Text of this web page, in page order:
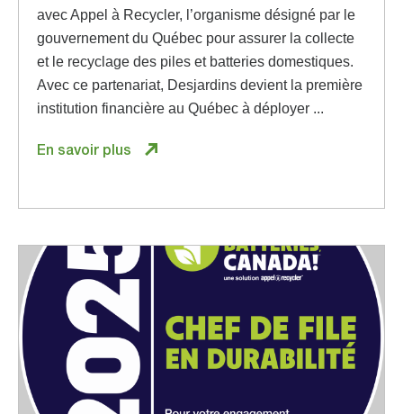
avec Appel à Recycler, l’organisme désigné par le
gouvernement du Québec pour assurer la collecte
et le recyclage des piles et batteries domestiques.
Avec ce partenariat, Desjardins devient la première
institution financière au Québec à déployer ...
En savoir plus